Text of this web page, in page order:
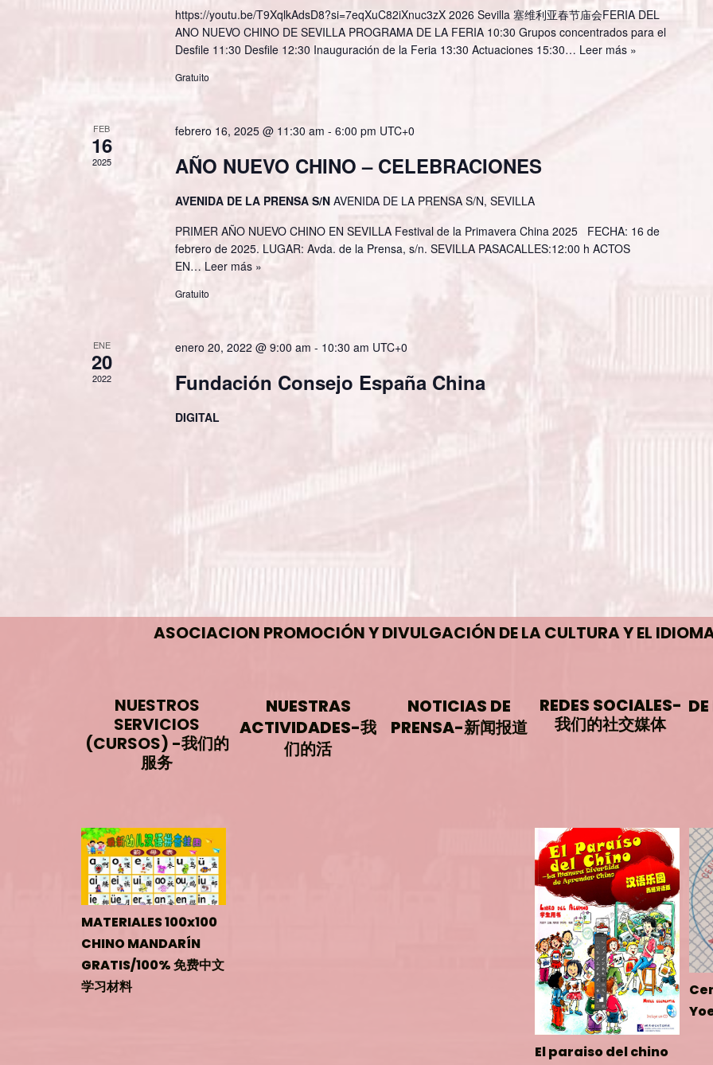
https://youtu.be/T9XqlkAdsD8?si=7eqXuC82iXnuc3zX 2026 Sevilla 塞维利亚春节庙会FERIA DEL
ANO NUEVO CHINO DE SEVILLA PROGRAMA DE LA FERIA 10:30 Grupos concentrados para el
Desfile 11:30 Desfile 12:30 Inauguración de la Feria 13:30 Actuaciones 15:30… Leer más »
Gratuito
FEB
16
2025
febrero 16, 2025 @ 11:30 am - 6:00 pm UTC+0
AÑO NUEVO CHINO – CELEBRACIONES
AVENIDA DE LA PRENSA S/N AVENIDA DE LA PRENSA S/N, SEVILLA
PRIMER AÑO NUEVO CHINO EN SEVILLA Festival de la Primavera China 2025 FECHA: 16 de
febrero de 2025. LUGAR: Avda. de la Prensa, s/n. SEVILLA PASACALLES:12:00 h ACTOS
EN… Leer más »
Gratuito
ENE
20
2022
enero 20, 2022 @ 9:00 am - 10:30 am UTC+0
Fundación Consejo España China
DIGITAL
ASOCIACION PROMOCIÓN Y DIVULGACIÓN DE LA CULTURA Y EL
NUESTROS
SERVICIOS
(CURSOS) -我们的
服务
NUESTRAS
ACTIVIDADES-我
们的活
NOTICIAS DE
PRENSA-新闻报道
REDES SOCIALES-
我们的社交媒体
MATERIALES 100x100
CHINO MANDARÍN
GRATIS/100% 免费中文
学习材料
El paraiso del chino